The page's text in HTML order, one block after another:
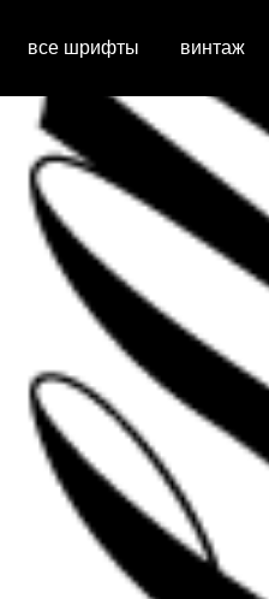
все шрифты винтаж